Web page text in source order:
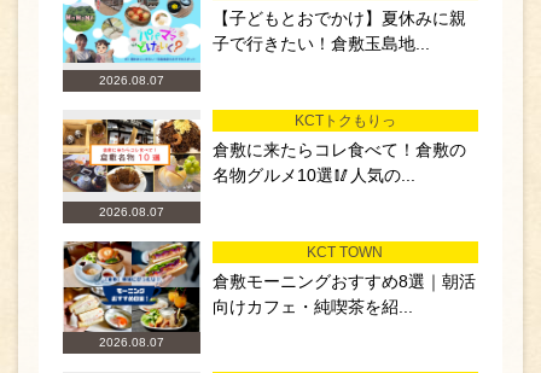
2026.08.07
【子どもとおでかけ】夏休みに親
子で行きたい！倉敷玉島地...
2026.08.07
KCTトクもりっ
倉敷に来たらコレ食べて！倉敷の
名物グルメ10選🥢人気の...
2026.08.07
KCT TOWN
倉敷モーニングおすすめ8選｜朝活
向けカフェ・純喫茶を紹...